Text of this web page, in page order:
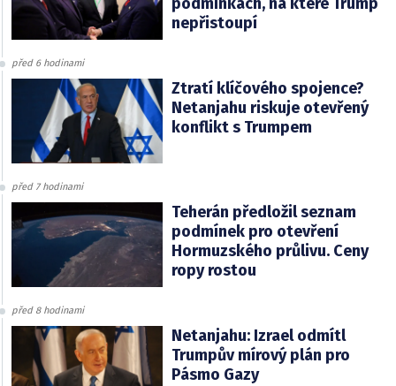
nepřistoupí
před 6 hodinami
Ztratí klíčového spojence?
Netanjahu riskuje otevřený
konflikt s Trumpem
před 7 hodinami
Teherán předložil seznam
podmínek pro otevření
Hormuzského průlivu. Ceny
ropy rostou
před 8 hodinami
Netanjahu: Izrael odmítl
Trumpův mírový plán pro
Pásmo Gazy